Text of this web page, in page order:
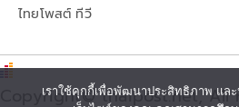
ไทยโพสต์ ทีวี
Copyright© thaipost.net, All
เราใช้คุกกี้เพื่อพัฒนาประสิทธิภาพ แล